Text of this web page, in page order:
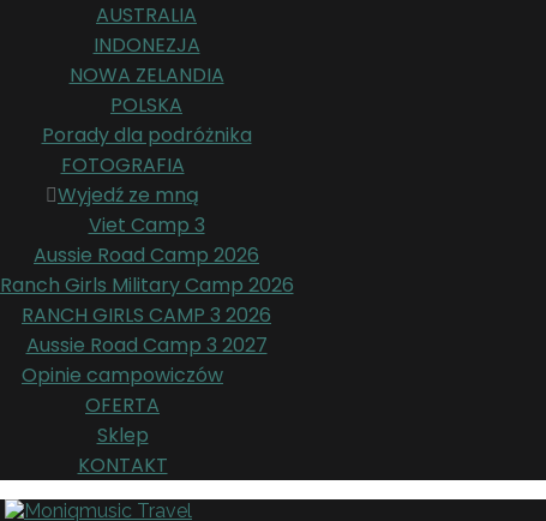
AUSTRALIA
INDONEZJA
NOWA ZELANDIA
POLSKA
Porady dla podróżnika
FOTOGRAFIA
Wyjedź ze mną
Viet Camp 3
Aussie Road Camp 2026
Ranch Girls Military Camp 2026
RANCH GIRLS CAMP 3 2026
Aussie Road Camp 3 2027
Opinie campowiczów
OFERTA
Sklep
KONTAKT